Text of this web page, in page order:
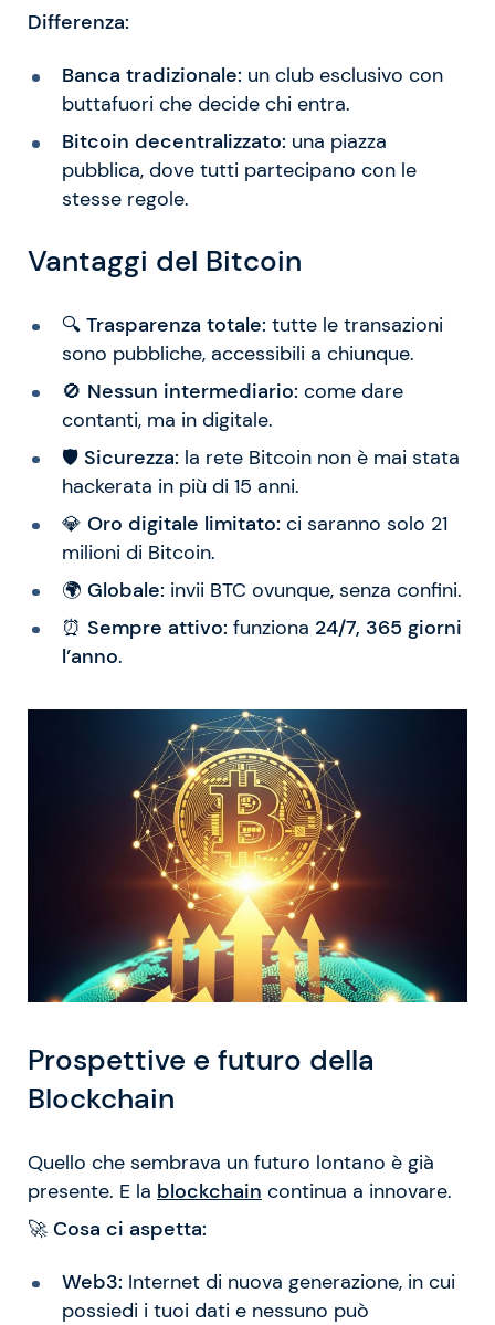
Differenza:
Banca tradizionale: un club esclusivo con
buttafuori che decide chi entra.
Bitcoin decentralizzato: una piazza
pubblica, dove tutti partecipano con le
stesse regole.
Vantaggi del Bitcoin
🔍 Trasparenza totale: tutte le transazioni
sono pubbliche, accessibili a chiunque.
🚫 Nessun intermediario: come dare
contanti, ma in digitale.
🛡️ Sicurezza: la rete Bitcoin non è mai stata
hackerata in più di 15 anni.
💎 Oro digitale limitato: ci saranno solo 21
milioni di Bitcoin.
🌍 Globale: invii BTC ovunque, senza confini.
⏰ Sempre attivo: funziona 24/7, 365 giorni
l’anno.
Prospettive e futuro della
Blockchain
Quello che sembrava un futuro lontano è già
presente. E la blockchain continua a innovare.
🚀 Cosa ci aspetta:
Web3: Internet di nuova generazione, in cui
possiedi i tuoi dati e nessuno può